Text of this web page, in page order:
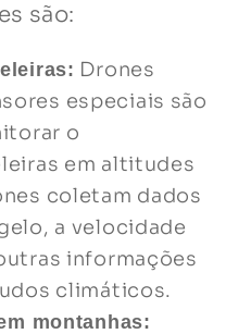
são:
Drones
especiais são
o
em altitudes
coletam dados
a velocidade
informações
climáticos.
montanhas: